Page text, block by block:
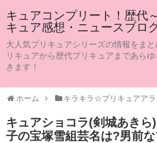
キュアコンプリート！歴代
キュア感想・ニュースブロ
大人気プリキュアシリーズの情報をま
リキュアから歴代プリキュアまであら
きます！
ホーム キラキラ☆プリキュアアラ
キュアショコラ(剣城あき
子の宝塚雪組芸名は?男前